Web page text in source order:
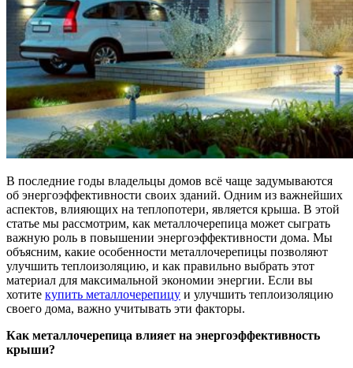
В последние годы владельцы домов всё чаще задумываются
об энергоэффективности своих зданий. Одним из важнейших
аспектов, влияющих на теплопотери, является крыша. В этой
статье мы рассмотрим, как металлочерепица может сыграть
важную роль в повышении энергоэффективности дома. Мы
объясним, какие особенности металлочерепицы позволяют
улучшить теплоизоляцию, и как правильно выбрать этот
материал для максимальной экономии энергии. Если вы
хотите купить металлочерепицу и улучшить теплоизоляцию
своего дома, важно учитывать эти факторы.
Как металлочерепица влияет на энергоэффективность
крыши?